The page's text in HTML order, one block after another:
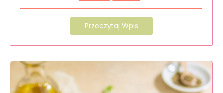
Przeczytaj Wpis